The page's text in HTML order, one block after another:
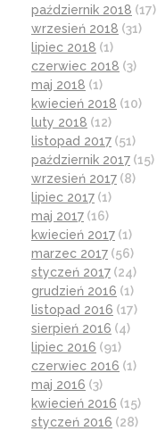
październik 2018 (17)
wrzesień 2018 (31)
lipiec 2018 (1)
czerwiec 2018 (3)
maj 2018 (1)
kwiecień 2018 (10)
luty 2018 (12)
listopad 2017 (51)
październik 2017 (15)
wrzesień 2017 (8)
lipiec 2017 (1)
maj 2017 (16)
kwiecień 2017 (1)
marzec 2017 (56)
styczeń 2017 (24)
grudzień 2016 (1)
listopad 2016 (17)
sierpień 2016 (4)
lipiec 2016 (91)
czerwiec 2016 (1)
maj 2016 (3)
kwiecień 2016 (15)
styczeń 2016 (28)